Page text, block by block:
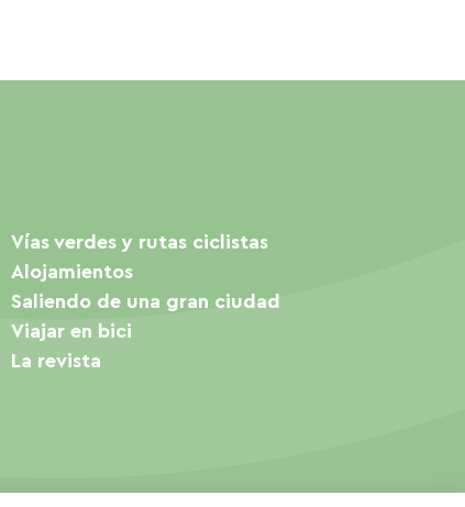
Vías verdes y rutas ciclistas
Alojamientos
Saliendo de una gran ciudad
Viajar en bici
La revista